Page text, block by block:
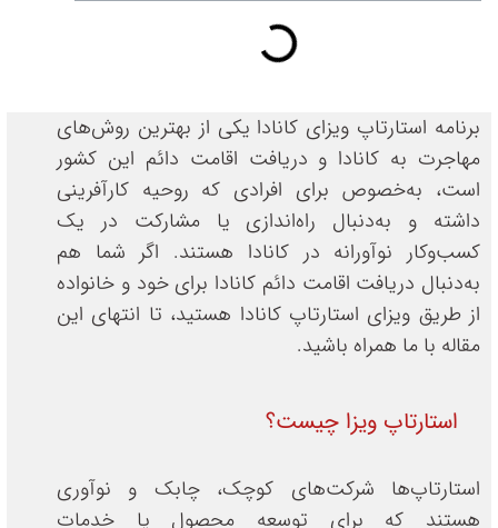
برنامه استارتاپ ویزای کانادا یکی از بهترین روش‌های
مهاجرت به کانادا و دریافت اقامت دائم این کشور
است، به‌خصوص برای افرادی که روحیه کارآفرینی
داشته و به‌دنبال راه‌اندازی یا مشارکت در یک
کسب‌وکار نوآورانه در کانادا هستند. اگر شما هم
به‌دنبال دریافت اقامت دائم کانادا برای خود و خانواده
از طریق ویزای استارتاپ کانادا هستید، تا انتهای این
مقاله با ما همراه باشید.
استارتاپ ویزا چیست؟
استارتاپ‌ها شرکت‌های کوچک، چابک و نوآوری
هستند که برای توسعه محصول یا خدمات